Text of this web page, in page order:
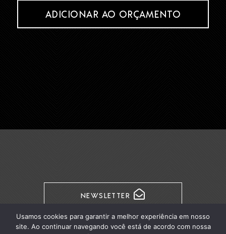
ADICIONAR AO ORÇAMENTO
NEWSLETTER
Usamos cookies para garantir a melhor experiência em nosso
site. Ao continuar navegando você está de acordo com nossa